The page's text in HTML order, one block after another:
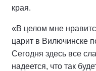
края.
«В целом мне
царит в Вилючинске
Сегодня здесь все
надеется, что так